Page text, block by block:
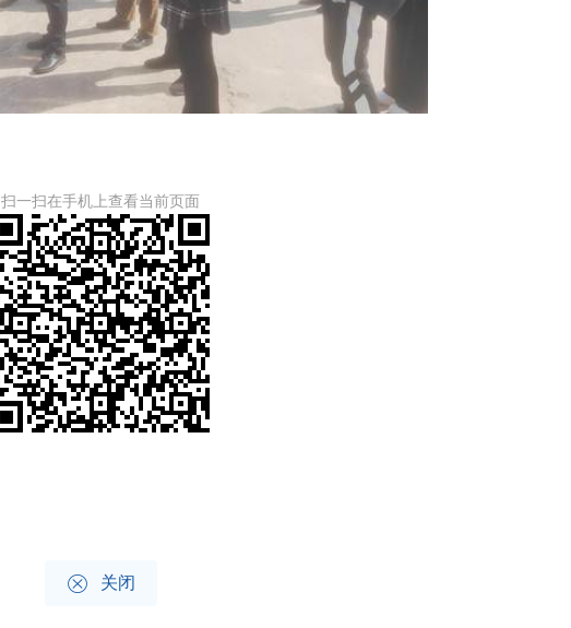
扫一扫在手机上查看当前页面
 关闭